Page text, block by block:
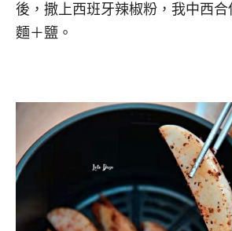
後，撒上西班牙辣椒粉，我中西
麵＋鹽。